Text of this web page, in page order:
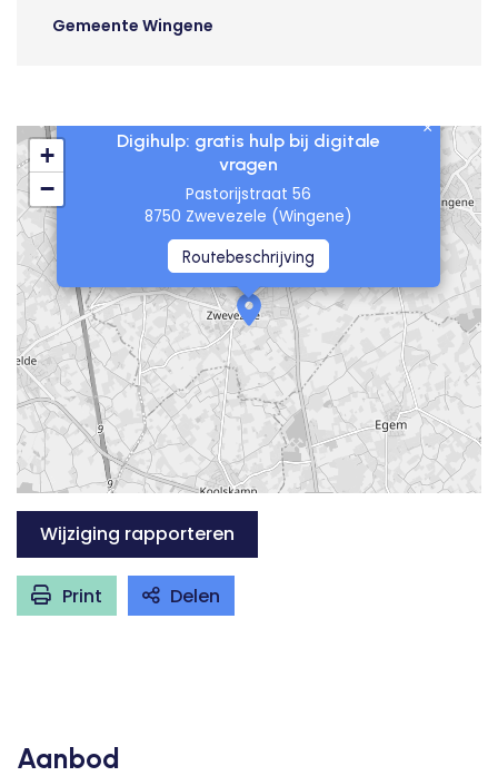
Gemeente Wingene
Digihulp: gratis hulp bij digitale
vragen
Pastorijstraat 56
8750 Zwevezele (Wingene)
Routebeschrijving
×
+
−
Wijziging rapporteren
Print Delen
Aanbod